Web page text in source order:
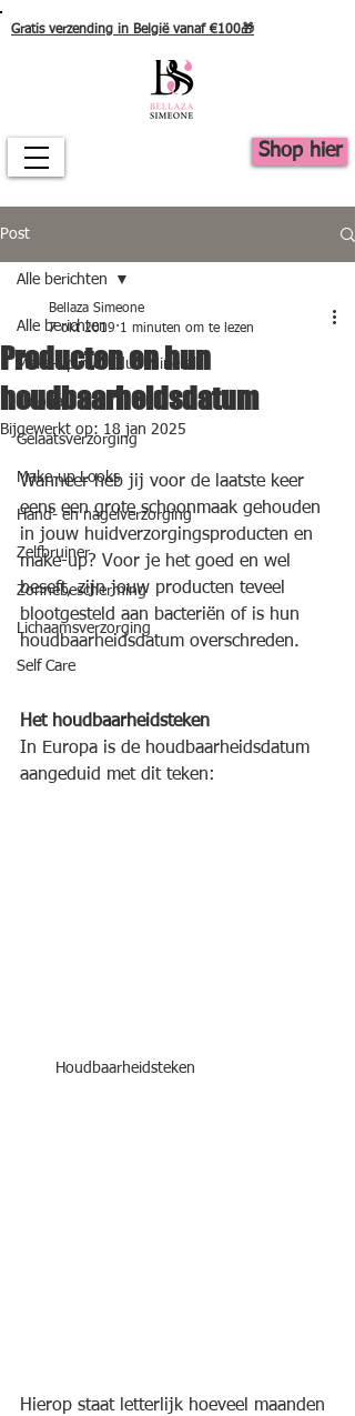
Shop hier
Gratis verzending in België vanaf €100🎁
Post
Alle berichten
Make-up met Idun Minerals
Tutorial
Gelaatsverzorging
Make-up Looks
Hand- en nagelverzorging
Zelfbruiner
Zonnebescherming
Lichaamsverzorging
Self Care
Alle berichten
Producten en hun
houdbaarheidsdatum
Bellaza Simeone
7 okt 2019 1 minuten om te lezen
Bijgewerkt op: 18 jan 2025
Wanneer heb jij voor de laatste keer
eens een grote schoonmaak gehouden
in jouw huidverzorgingsproducten en
make-up? Voor je het goed en wel
beseft, zijn jouw producten teveel
blootgesteld aan bacteriën of is hun
houdbaarheidsdatum overschreden.
Het houdbaarheidsteken
In Europa is de houdbaarheidsdatum
aangeduid met dit teken:
Houdbaarheidsteken
Hierop staat letterlijk hoeveel maanden